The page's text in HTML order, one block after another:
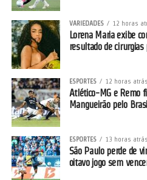
VARIEDADES 12 horas
Lorena Maria exibe
resultado de cirurgias
ESPORTES 12 horas atrás
Atlético-MG e Remo
Mangueirão pelo
ESPORTES 13 horas atrás
São Paulo perde de
oitavo jogo sem